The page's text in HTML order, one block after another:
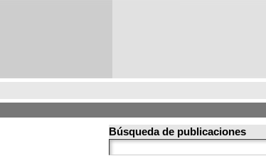
Búsqueda de publicaciones